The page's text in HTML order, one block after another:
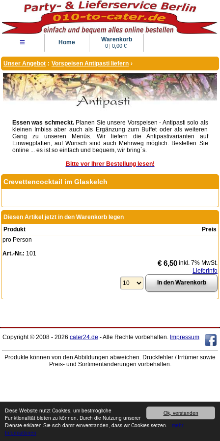
Ok, verstanden
Diese Website nutzt Cookies, um bestmögliche
Funktionalität bieten zu können. Durch die Nutzung unserer
Dienste erklären Sie sich damit einverstanden, dass wir Cookies setzen. mehr
Informationen
≡ Home Warenkorb
0 | 0,00 €
Unser Angebot : Vorspeisen Antipasti liefern ›
Essen was schmeckt.Planen Sie unsere Vorspeisen - Antipasti solo als
kleinen Imbiss aber auch als Ergänzung zum Buffet oder als weiteren
Gang zu unseren Menüs. Wir liefern die Antipastivarianten auf
Einwegplatten, auf Wunsch sind auch Mehrweg möglich. Bestellen Sie
online ... es ist so einfach und bequem, wir bring`s.
Bitte vor Ihrer Bestellung lesen!
Crevettencocktail im Glaskelch
Diesen Artikel jetzt in den Warenkorb legen
Produkt
Preis
pro Person
Art.-Nr.: 101
€ 6,50 inkl. 7% MwSt.
Lieferinfo
Copyright © 2008 - 2026 cater24.de - Alle Rechte vorbehalten. Impressum
Produkte können von den Abbildungen abweichen. Druckfehler / Irrtümer sowie
Preis- und Sortimentänderungen vorbehalten.